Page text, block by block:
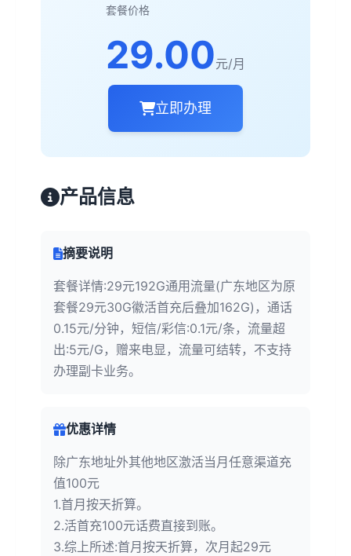
套餐价格
29.00元/月
立即办理
产品信息
摘要说明
套餐详情:29元192G通用流量(广东地区为原
套餐29元30G徽活首充后叠加162G)，通话
0.15元/分钟，短信/彩信:0.1元/条，流量超
出:5元/G，赠来电显，流量可结转，不支持
办理副卡业务。
优惠详情
除广东地址外其他地区激活当月任意渠道充
值100元
1.首月按天折算。
2.活首充100元话费直接到账。
3.综上所述:首月按天折算，次月起29元